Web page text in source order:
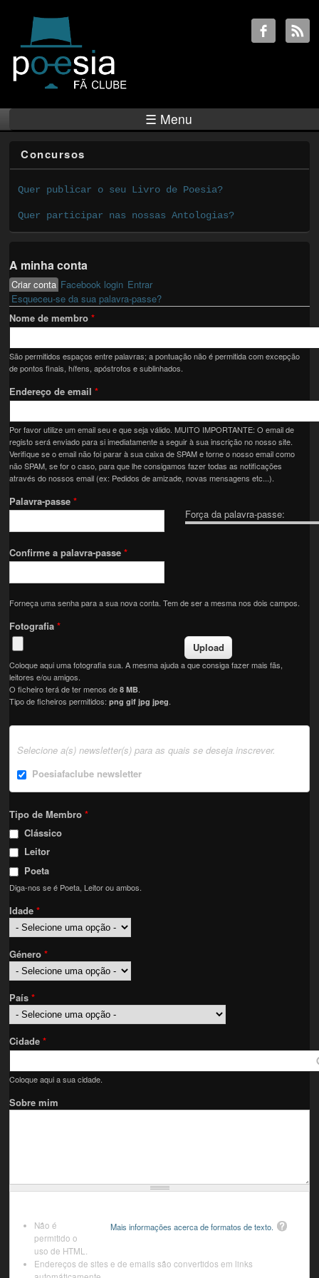
☰ Menu
Concursos
Quer publicar o seu Livro de Poesia?
Quer participar nas nossas Antologias?
A minha conta
Primary tabs
Criar conta (active tab)
Facebook login Entrar
Esqueceu-se da sua palavra-passe?
Nome de membro*
São permitidos espaços entre palavras; a pontuação não é permitida com excepção
de pontos finais, hífens, apóstrofos e sublinhados.
Endereço de email*
Por favor utilize um email seu e que seja válido. MUITO IMPORTANTE: O email de
registo será enviado para si imediatamente a seguir à sua inscrição no nosso site.
Verifique se o email não foi parar à sua caixa de SPAM e torne o nosso email como
não SPAM, se for o caso, para que lhe consigamos fazer todas as notificações
através do nossos email (ex: Pedidos de amizade, novas mensagens etc...).
Força da palavra-passe:
Palavra-passe*
Confirme a palavra-passe*
Forneça uma senha para a sua nova conta. Tem de ser a mesma nos dois campos.
Fotografia*
Coloque aqui uma fotografia sua. A mesma ajuda a que consiga fazer mais fãs,
leitores e/ou amigos.
O ficheiro terá de ter menos de8 MB
Tipo de ficheiros permitidos:png gif jpg jpeg
Selecione a(s) newsletter(s) para as quais se deseja inscrever.
Poesiafaclube newsletter
Tipo de Membro*
Clássico
Leitor
Poeta
Diga-nos se é Poeta, Leitor ou ambos.
Idade*
Género*
País*
Cidade*
Coloque aqui a sua cidade.
Sobre mim
Mais informações acerca de formatos de texto.
Não é
permitido o
uso de HTML.
Endereços de sites e de emails são convertidos em links